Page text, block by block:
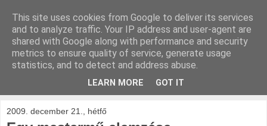
kockak.hu
Minden ami LEGO, repül és gurul.
2009. december 21., hétfő
This site uses cookies from Google to deliver its services
and to analyze traffic. Your IP address and user-agent are
shared with Google along with performance and security
metrics to ensure quality of service, generate usage
statistics, and to detect and address abuse.
LEARN MORE GOT IT